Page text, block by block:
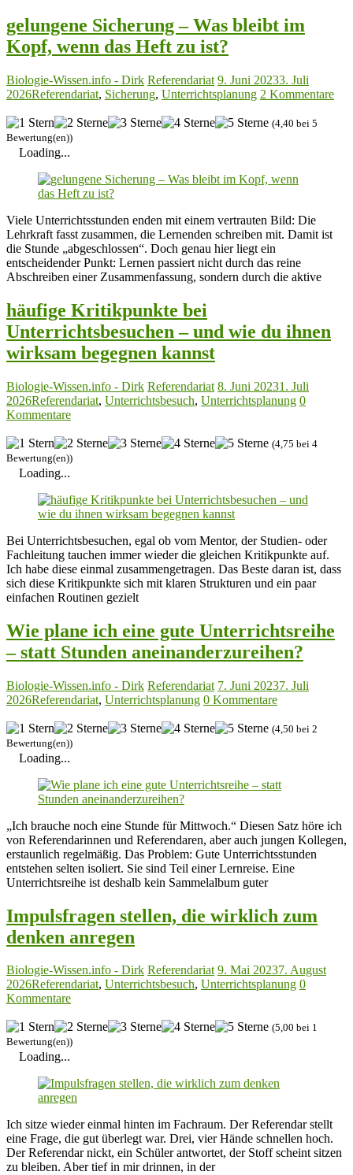
gelungene Sicherung – Was bleibt im
Kopf, wenn das Heft zu ist?
Biologie-Wissen.info - Dirk Referendariat 9. Juni 20233. Juli
2026Referendariat, Sicherung, Unterrichtsplanung 2 Kommentare
(4,40 bei 5
Bewertung(en))
Loading...
Viele Unterrichtsstunden enden mit einem vertrauten Bild: Die
Lehrkraft fasst zusammen, die Lernenden schreiben mit. Damit ist
die Stunde „abgeschlossen“. Doch genau hier liegt ein
entscheidender Punkt: Lernen passiert nicht durch das reine
Abschreiben einer Zusammenfassung, sondern durch die aktive
häufige Kritikpunkte bei
Unterrichtsbesuchen – und wie du ihnen
wirksam begegnen kannst
Biologie-Wissen.info - Dirk Referendariat 8. Juni 20231. Juli
2026Referendariat, Unterrichtsbesuch, Unterrichtsplanung 0
Kommentare
(4,75 bei 4
Bewertung(en))
Loading...
Bei Unterrichtsbesuchen, egal ob vom Mentor, der Studien- oder
Fachleitung tauchen immer wieder die gleichen Kritikpunkte auf.
Ich habe diese einmal zusammengetragen. Das Beste daran ist, dass
sich diese Kritikpunkte sich mit klaren Strukturen und ein paar
einfachen Routinen gezielt
Wie plane ich eine gute Unterrichtsreihe
– statt Stunden aneinanderzureihen?
Biologie-Wissen.info - Dirk Referendariat 7. Juni 20237. Juli
2026Referendariat, Unterrichtsplanung 0 Kommentare
(4,50 bei 2
Bewertung(en))
Loading...
„Ich brauche noch eine Stunde für Mittwoch.“ Diesen Satz höre ich
von Referendarinnen und Referendaren, aber auch jungen Kollegen,
erstaunlich regelmäßig. Das Problem: Gute Unterrichtsstunden
entstehen selten isoliert. Sie sind Teil einer Lernreise. Eine
Unterrichtsreihe ist deshalb kein Sammelalbum guter
Impulsfragen stellen, die wirklich zum
denken anregen
Biologie-Wissen.info - Dirk Referendariat 9. Mai 20237. August
2026Referendariat, Unterrichtsbesuch, Unterrichtsplanung 0
Kommentare
(5,00 bei 1
Bewertung(en))
Loading...
Ich sitze wieder einmal hinten im Fachraum. Der Referendar stellt
eine Frage, die gut überlegt war. Drei, vier Hände schnellen hoch.
Der Referendar nickt, ein Schüler antwortet, der Stoff scheint sitzen
zu bleiben. Aber tief in mir drinnen, in der